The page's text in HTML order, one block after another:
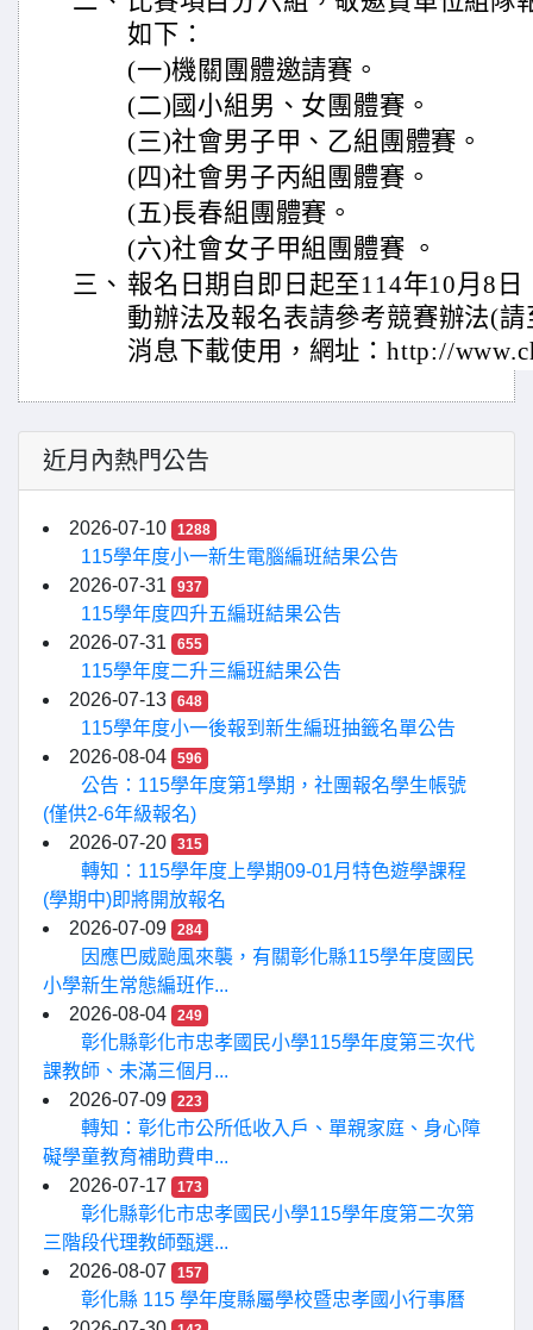
如下：
(一)機關團體邀請賽。
(二)國小組男、女團體賽。
(三)社會男子甲、乙組團體賽。
(四)社會男子丙組團體賽。
(五)長春組團體賽。
(六)社會女子甲組團體賽 。
三、 報名日期自即日起至114年10月8
動辦法及報名表請參考競賽辦法(
消息下載使用，網址：http://
近月內熱門公告
2026-07-10 1288
115學年度小一新生電腦編班結果公告
2026-07-31
937
115學年度四升五編班結果公告
2026-07-31
655
115學年度二升三編班結果公告
2026-07-13
648
115學年度小一後報到新生編班抽籤名單公告
2026-08-04
596
公告：115學年度第1學期，社團報名學生帳號
(僅供2-6年級報名)
2026-07-20
315
轉知：115學年度上學期09-01月特色遊學課程
(學期中)即將開放報名
2026-07-09
284
因應巴威颱風來襲，有關彰化縣115學年度國民
小學新生常態編班作...
2026-08-04
249
彰化縣彰化市忠孝國民小學115學年度第三次代
課教師、未滿三個月...
2026-07-09
223
轉知：彰化市公所低收入戶、單親家庭、身心障
礙學童教育補助費申...
2026-07-17
173
彰化縣彰化市忠孝國民小學115學年度第二次第
三階段代理教師甄選...
2026-08-07
157
彰化縣 115 學年度縣屬學校暨忠孝國小行事曆